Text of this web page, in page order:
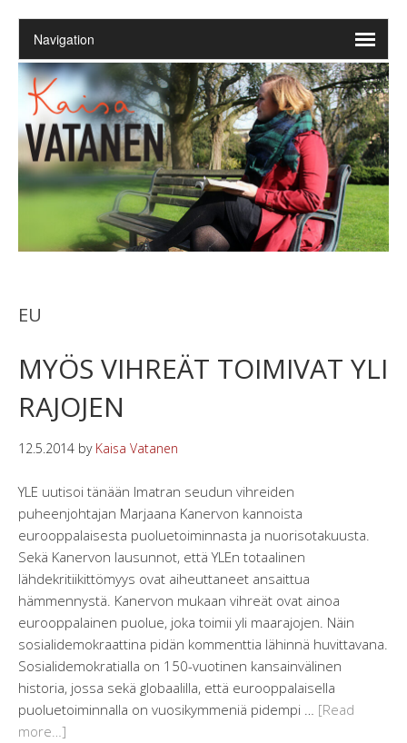
EU
MYÖS VIHREÄT TOIMIVAT YLI
RAJOJEN
12.5.2014 by Kaisa Vatanen
YLE uutisoi tänään Imatran seudun vihreiden
puheenjohtajan Marjaana Kanervon kannoista
eurooppalaisesta puoluetoiminnasta ja nuorisotakuusta.
Sekä Kanervon lausunnot, että YLEn totaalinen
lähdekritiikittömyys ovat aiheuttaneet ansaittua
hämmennystä. Kanervon mukaan vihreät ovat ainoa
eurooppalainen puolue, joka toimii yli maarajojen. Näin
sosialidemokraattina pidän kommenttia lähinnä huvittavana.
Sosialidemokratialla on 150-vuotinen kansainvälinen
historia, jossa sekä globaalilla, että eurooppalaisella
puoluetoiminnalla on vuosikymmeniä pidempi … [Read
more…]